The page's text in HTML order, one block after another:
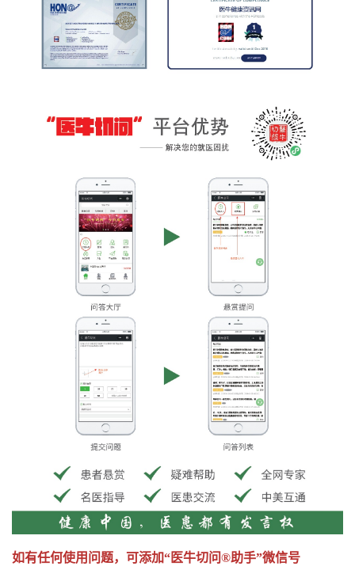
如有任何使用问题，可添加“医牛切问®助手”微信号